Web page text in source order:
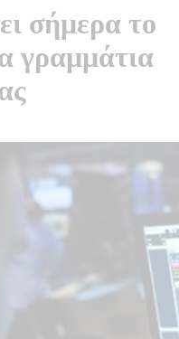
σήμερα το
γραμμάτια